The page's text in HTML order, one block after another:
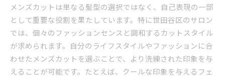
メンズカットは単なる髪型の選択ではなく、自己表現の一部
として重要な役割を果たしています。特に世田谷区のサロン
では、個々のファッションセンスと調和するカットスタイル
が求められます。自分のライフスタイルやファッションに合
わせたメンズカットを選ぶことで、より洗練された印象を与
えることが可能です。たとえば、クールな印象を与えるフェ